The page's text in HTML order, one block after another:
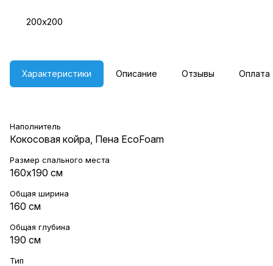
200х200
Характеристики Описание Отзывы Оплата
Наполнитель
Кокосовая койра, Пена EcoFoam
Размер спального места
160х190 см
Общая ширина
160 см
Общая глубина
190 см
Тип